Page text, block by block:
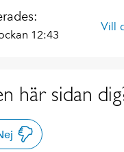
12:43
Vill
här sidan